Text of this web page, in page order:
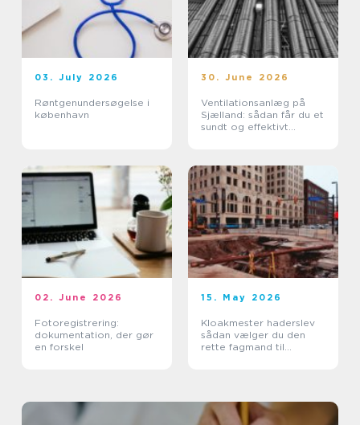
03. July 2026
Røntgenundersøgelse i
københavn
30. June 2026
Ventilationsanlæg på
Sjælland: sådan får du et
sundt og effektivt
02. June 2026
Fotoregistrering:
dokumentation, der gør
en forskel
15. May 2026
Kloakmester haderslev
sådan vælger du den
rette fagmand til